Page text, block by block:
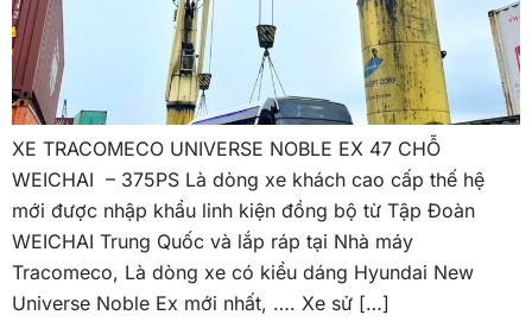
XE TRACOMECO UNIVERSE NOBLE EX 47 CHỖ
WEICHAI – 375PS Là dòng xe khách cao cấp thế hệ
mới được nhập khẩu linh kiện đồng bộ từ Tập Đoàn
WEICHAI Trung Quốc và lắp ráp tại Nhà máy
Tracomeco, Là dòng xe có kiểu dáng Hyundai New
Universe Noble Ex mới nhất, …. Xe sử […]